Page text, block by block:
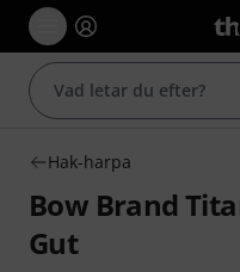
Hak-harpa
Bow Brand
Gut